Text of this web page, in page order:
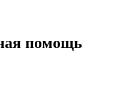
помощь